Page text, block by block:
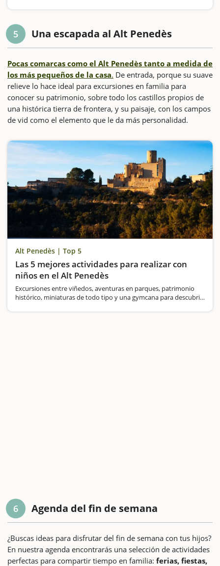
5 Una escapada al Alt Penedès
Pocas comarcas como el Alt Penedès tanto a medida de
los más pequeños de la casa. De entrada, porque su suave
relieve lo hace ideal para excursiones en familia para
conocer su patrimonio, sobre todo los castillos propios de
una histórica tierra de frontera, y su paisaje, con los campos
de vid como el elemento que le da más personalidad.
Alt Penedès | Top 5
Las 5 mejores actividades para realizar con
niños en el Alt Penedès
Excursiones entre viñedos, aventuras en parques, patrimonio
histórico, miniaturas de todo tipo y una gymcana para descubrir
6 Agenda del fin de semana
¿Buscas ideas para disfrutar del fin de semana con tus hijos?
En nuestra agenda encontrarás una selección de actividades
perfectas para compartir tiempo en familia: ferias, fiestas,